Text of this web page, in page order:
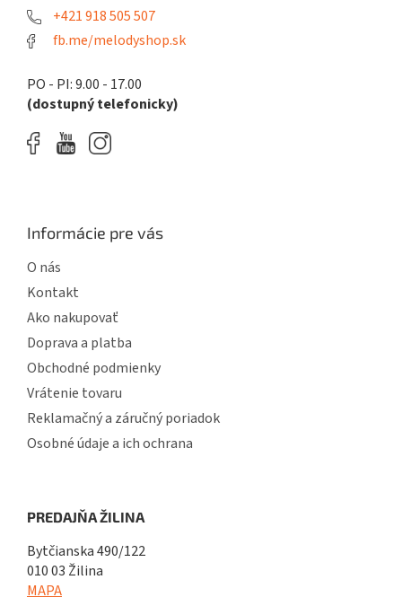
+421 918 505 507
fb.me/melodyshop.sk
PO - PI: 9.00 - 17.00
(dostupný telefonicky)
Informácie pre vás
O nás
Kontakt
Ako nakupovať
Doprava a platba
Obchodné podmienky
Vrátenie tovaru
Reklamačný a záručný poriadok
Osobné údaje a ich ochrana
PREDAJŇA ŽILINA
Bytčianska 490/122
010 03 Žilina
MAPA